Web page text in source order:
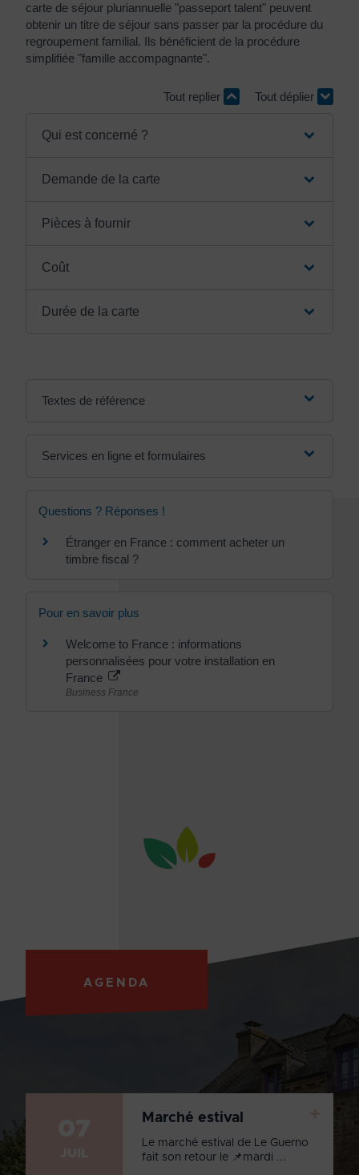
carte de séjour pluriannuelle "passeport talent" peuvent
obtenir un titre de séjour sans passer par la procédure du
regroupement familial. Ils bénéficient de la procédure
simplifiée "famille accompagnante".
Tout replier Tout déplier
Qui est concerné ?
Demande de la carte
Pièces à fournir
Coût
Durée de la carte
Textes de référence
Services en ligne et formulaires
Questions ? Réponses !
Étranger en France : comment acheter un
timbre fiscal ?
Pour en savoir plus
Welcome to France : informations
personnalisées pour votre installation en
France
Business France
AGENDA
Marché estival
Le marché estival de Le Guerno
fait son retour le 📌mardi ...